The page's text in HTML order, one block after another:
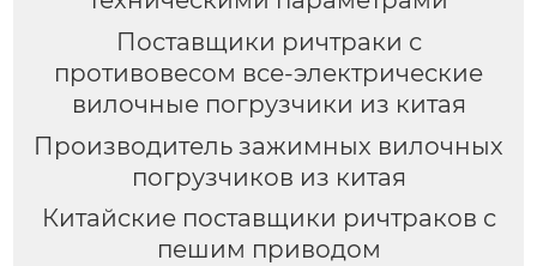
Поставщики ричтраки с
противовесом все-электрические
вилочные погрузчики из китая
Производитель зажимных вилочных
погрузчиков из китая
Китайские поставщики ричтраков с
пешим приводом